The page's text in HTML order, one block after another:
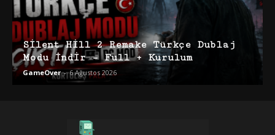
Silent Hill 2 Remake Türkçe Dublaj
Modu İndir – Full + Kurulum
GameOver - 6 Ağustos 2026